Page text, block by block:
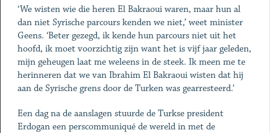
‘We wisten wie die heren El Bakraoui waren, maar hun al
dan niet Syrische parcours kenden we niet,’ weet minister
Geens. ‘Beter gezegd, ik kende hun parcours niet uit het
hoofd, ik moet voorzichtig zijn want het is vijf jaar geleden,
mijn geheugen laat me weleens in de steek. Ik meen me te
herinneren dat we van Ibrahim El Bakraoui wisten dat hij
aan de Syrische grens door de Turken was gearresteerd.’
Een dag na de aanslagen stuurde de Turkse president
Erdogan een perscommuniqué de wereld in met de